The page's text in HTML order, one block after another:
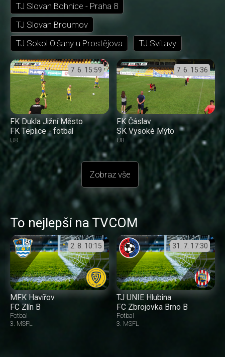
TJ Slovan Bohnice - Praha 8
TJ Slovan Broumov
TJ Sokol Olšany u Prostějova
TJ Svitavy
7. 6. 15:59
FK Dukla Jižní Město
FK Teplice - fotbal
U8
7. 6. 15:36
FK Čáslav
SK Vysoké Mýto
U8
Zobraz vše
To nejlepší na TVCOM
2. 8. 10:15
MFK Havířov
FC Zlín B
Fotbal
3. MSFL
31. 7. 17:30
TJ UNIE Hlubina
FC Zbrojovka Brno B
Fotbal
3. MSFL